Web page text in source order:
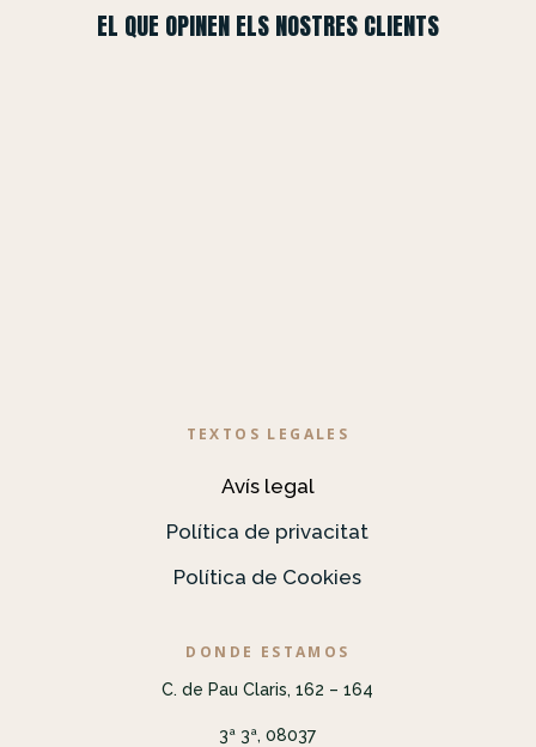
EL QUE OPINEN ELS NOSTRES CLIENTS
TEXTOS LEGALES
Avís legal
Política de privacitat
Política de Cookies
DONDE ESTAMOS
C. de Pau Claris, 162 – 164
3ª 3ª, 08037